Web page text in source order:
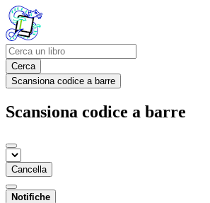
Cerca
Scansiona codice a barre
Scansiona codice a barre
Cancella
Notifiche